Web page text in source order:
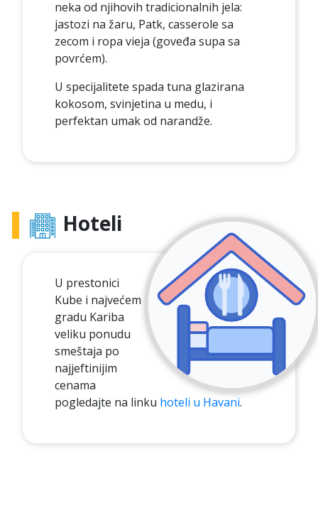
neka od njihovih tradicionalnih jela:
jastozi na žaru, Patk, casserole sa
zecom i ropa vieja (goveđa supa sa
povrćem).
U specijalitete spada tuna glazirana
kokosom, svinjetina u medu, i
perfektan umak od narandže.
Hoteli
U prestonici
Kube i najvećem
gradu Kariba
veliku ponudu
smeštaja po
najjeftinijim
cenama
pogledajte na linku hoteli u Havani.